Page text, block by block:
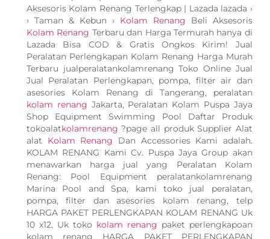
Aksesoris Kolam Renang Terlengkap | Lazada lazada ›
› Taman & Kebun ›Kolam Renang Beli Aksesoris
Kolam Renang Terbaru dan Harga Termurah hanya di
Lazada Bisa COD & Gratis Ongkos Kirim! Jual
Peralatan Perlengkapan Kolam Renang Harga Murah
Terbaru jualperalatankolamrenang Toko Online Jual
Jual Peralatan Perlengkapan, pompa, filter air dan
asesories Kolam Renang di Tangerang, peralatan
kolam renang Jakarta, Peralatan Kolam Puspa Jaya
Shop Equipment Swimming Pool Daftar Produk
tokoalatkolamrenang ?page all produk Supplier Alat
alat Kolam Renang Dan Accessories Kami adalah.
KOLAM RENANG Kami Cv. Puspa Jaya Group akan
menawarkan harga jual yang Peralatan Kolam
Renang: Pool Equipment peralatankolamrenang
Marina Pool and Spa, kami toko jual peralatan,
pompa, filter dan asesories kolam renang, telp
HARGA PAKET PERLENGKAPAN KOLAM RENANG Uk
10 x12, Uk toko kolam renang paket perlengkapoan
kolam renang HARGA PAKET PERLENGKAPAN